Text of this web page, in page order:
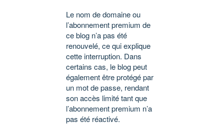
Le nom de domaine ou
l’abonnement premium de
ce blog n’a pas été
renouvelé, ce qui explique
cette interruption. Dans
certains cas, le blog peut
également être protégé par
un mot de passe, rendant
son accès limité tant que
l’abonnement premium n’a
pas été réactivé.